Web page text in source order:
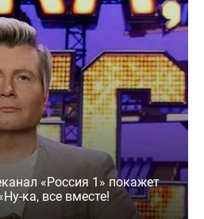
«Россия 1» покажет
ка, все вместе!